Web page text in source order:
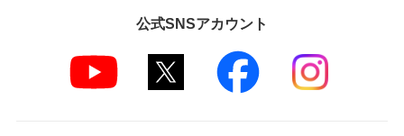
公式SNSアカウント